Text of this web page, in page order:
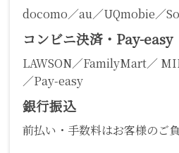
docomo／au／UQmobie／
コンビニ決済・Pay-easy
LAWSON／FamilyMart／
／Pay-easy
銀行振込
前払い・手数料はお客様のご